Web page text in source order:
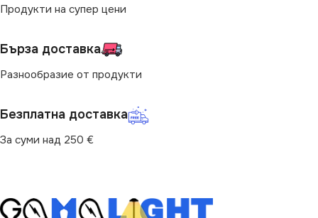
ФОРМА НА ЛАМПАТА
PAR16
Продукти на супер цени
Бърза доставка
Разнообразие от продукти
Безплатна доставка
За суми над 250 €